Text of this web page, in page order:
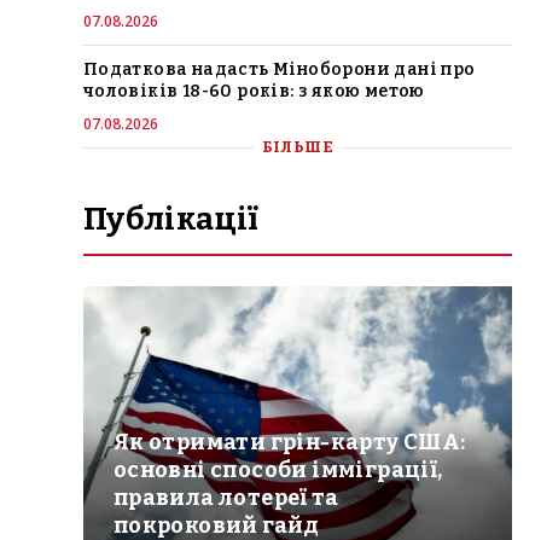
07.08.2026
Податкова надасть Міноборони дані про
чоловіків 18-60 років: з якою метою
07.08.2026
БІЛЬШЕ
Публікації
Як отримати грін-карту США:
основні способи імміграції,
правила лотереї та
покроковий гайд